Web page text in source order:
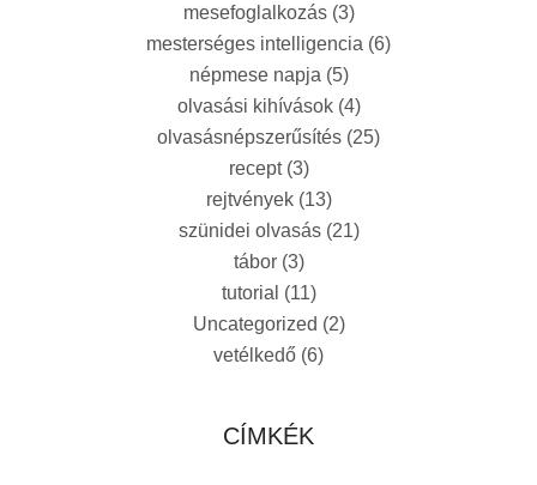
mesefoglalkozás(3)
mesterséges intelligencia (6)
népmese napja (5)
olvasási kihívások(4)
olvasásnépszerűsítés (25)
recept(3)
rejtvények(13)
szünidei olvasás(21)
tábor(3)
tutorial (11)
Uncategorized (2)
vetélkedő (6)
CÍMKÉK